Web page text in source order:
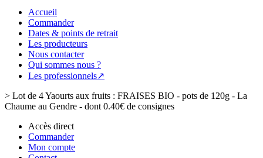
Accueil
Commander
Dates & points de retrait
Les producteurs
Nous contacter
Qui sommes nous ?
Les professionnels↗
> Lot de 4 Yaourts aux fruits : FRAISES BIO - pots de 120g - La
Chaume au Gendre - dont 0.40€ de consignes
Accès direct
Commander
Mon compte